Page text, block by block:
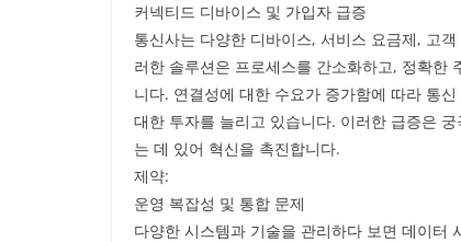
커넥티드 디바이스 및 가입자 급증
통신사는 다양한 디바이스, 서비스 요금제, 고
러한 솔루션은 프로세스를 간소화하고, 정확한
니다. 연결성에 대한 수요가 증가함에 따라 통
대한 투자를 늘리고 있습니다. 이러한 급증은
는 데 있어 혁신을 촉진합니다.
제약:
운영 복잡성 및 통합 문제
다양한 시스템과 기술을 관리하다 보면 데이터